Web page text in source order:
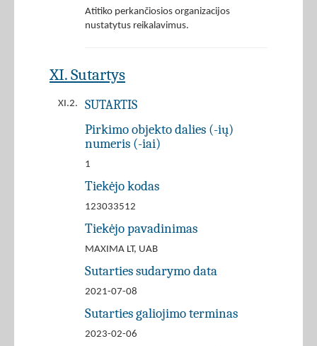
Atitiko perkančiosios organizacijos
nustatytus reikalavimus.
XI. Sutartys
XI.2. SUTARTIS
Pirkimo objekto dalies (-ių)
numeris (-iai)
1
Tiekėjo kodas
123033512
Tiekėjo pavadinimas
MAXIMA LT, UAB
Sutarties sudarymo data
2021-07-08
Sutarties galiojimo terminas
2023-02-06